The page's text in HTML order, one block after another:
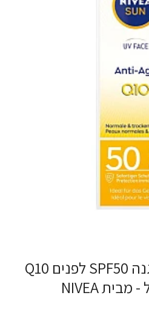
ניוואה SUN קרם הגנה SPF50 לפנים Q10